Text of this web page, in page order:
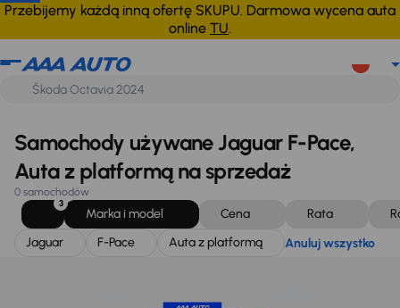
Przebijemy każdą inną ofertę SKUPU. Darmowa wycena auta
online TU.
Jaguar F-Pace Auta z platformą Anuluj wszystko
Samochody używane Jaguar F-Pace,
Auta z platformą na sprzedaż
0 samochodów
3
Marka i model Cena Rata
Jaguar
F-Pace Auta z platformą Anuluj wszystko